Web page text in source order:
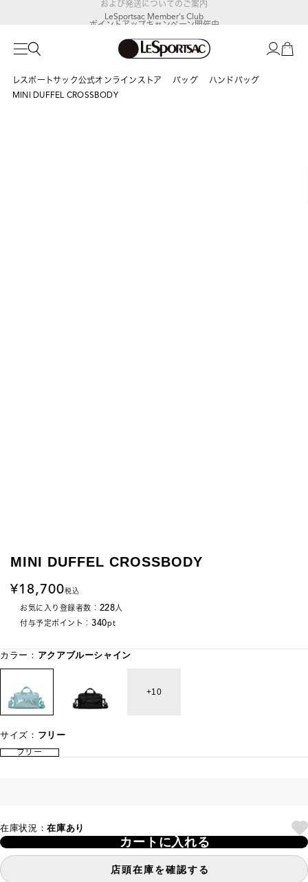
LeSportsac Member's Club
ポイントアップキャンペーン開催中
レスポートサック公式オンラインストア バッグ
ハンドバッグ
MINI DUFFEL CROSSBODY
MINI DUFFEL CROSSBODY
18,700税込
お気に入り登録者数： 228人
付与予定ポイント： 340pt
カラー： アクアブルーシャイン
10
サイズ： フリー
フリー
在庫状況：在庫あり
カートに入れる
店頭在庫を確認する